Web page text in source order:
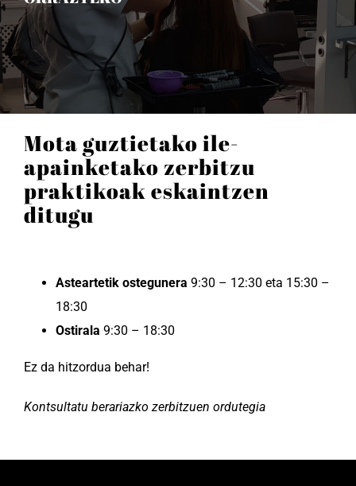
Mota guztietako ile-
apainketako zerbitzu
praktikoak eskaintzen
ditugu
Asteartetik ostegunera 9:30 – 12:30 eta 15:30 –
18:30
Ostirala 9:30 – 18:30
Ez da hitzordua behar!
Kontsultatu berariazko zerbitzuen ordutegia